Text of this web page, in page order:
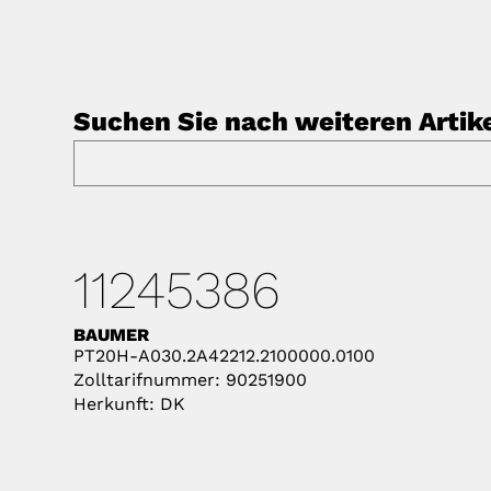
Suchen Sie nach weiteren
11245386
BAUMER
PT20H-A030.2A42212.2100000.0100
Zolltarifnummer: 90251900
Herkunft: DK